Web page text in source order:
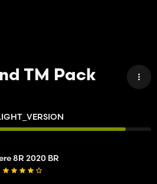
TM Pack
8R 2020 BR